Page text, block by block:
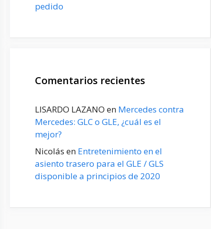
pedido
Comentarios recientes
LISARDO LAZANO en Mercedes contra
Mercedes: GLC o GLE, ¿cuál es el
mejor?
Nicolás en Entretenimiento en el
asiento trasero para el GLE / GLS
disponible a principios de 2020